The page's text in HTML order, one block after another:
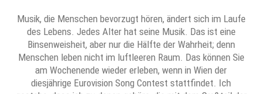
Musik, die Menschen bevorzugt hören, ändert sich im Laufe
des Lebens. Jedes Alter hat seine Musik. Das ist eine
Binsenweisheit, aber nur die Hälfte der Wahrheit; denn
Menschen leben nicht im luftleeren Raum. Das können Sie
am Wochenende wieder erleben, wenn in Wien der
diesjährige Eurovision Song Contest stattfindet. Ich